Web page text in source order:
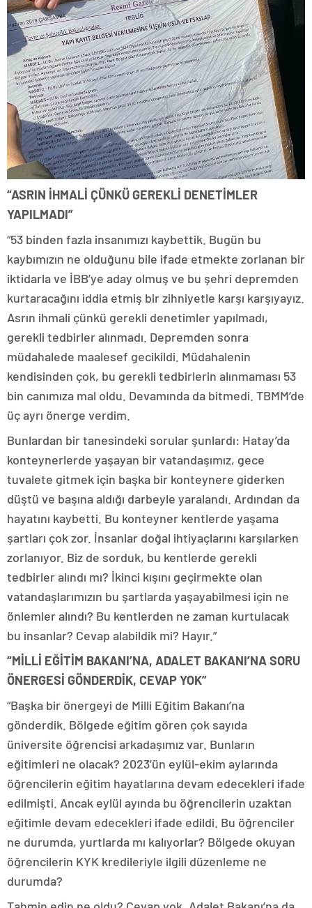
“ASRIN İHMALİ ÇÜNKÜ GEREKLİ DENETİMLER
YAPILMADI”
“53 binden fazla insanımızı kaybettik. Bugün bu
kaybımızın ne olduğunu bile ifade etmekte zorlanan bir
iktidarla ve İBB’ye aday olmuş ve bu şehri depremden
kurtaracağını iddia etmiş bir zihniyetle karşı karşıyayız.
Asrın ihmali çünkü gerekli denetimler yapılmadı,
gerekli tedbirler alınmadı. Depremden sonra
müdahalede maalesef gecikildi. Müdahalenin
kendisinden çok, bu gerekli tedbirlerin alınmaması 53
bin canımıza mal oldu. Devamında da bitmedi. TBMM’de
üç ayrı önerge verdim.
Bunlardan bir tanesindeki sorular şunlardı: Hatay’da
konteynerlerde yaşayan bir vatandaşımız, gece
tuvalete gitmek için başka bir konteynere giderken
düştü ve başına aldığı darbeyle yaralandı. Ardından da
hayatını kaybetti. Bu konteyner kentlerde yaşama
şartları çok zor. İnsanlar doğal ihtiyaçlarını karşılarken
zorlanıyor. Biz de sorduk, bu kentlerde gerekli
tedbirler alındı mı? İkinci kışını geçirmekte olan
vatandaşlarımızın bu şartlarda yaşayabilmesi için ne
önlemler alındı? Bu kentlerden ne zaman kurtulacak
bu insanlar? Cevap alabildik mi? Hayır.”
“MİLLİ EĞİTİM BAKANI’NA, ADALET BAKANI’NA SORU
ÖNERGESİ GÖNDERDİK, CEVAP YOK”
“Başka bir önergeyi de Milli Eğitim Bakanı’na
gönderdik. Bölgede eğitim gören çok sayıda
üniversite öğrencisi arkadaşımız var. Bunların
eğitimleri ne olacak? 2023’ün eylül-ekim aylarında
öğrencilerin eğitim hayatlarına devam edecekleri ifade
edilmişti. Ancak eylül ayında bu öğrencilerin uzaktan
eğitimle devam edecekleri ifade edildi. Bu öğrenciler
ne durumda, yurtlarda mı kalıyorlar? Bölgede okuyan
öğrencilerin KYK kredileriyle ilgili düzenleme ne
durumda?